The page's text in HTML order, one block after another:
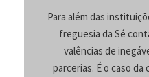
Para além das
freguesia da Sé
valências de
parcerias. É o caso